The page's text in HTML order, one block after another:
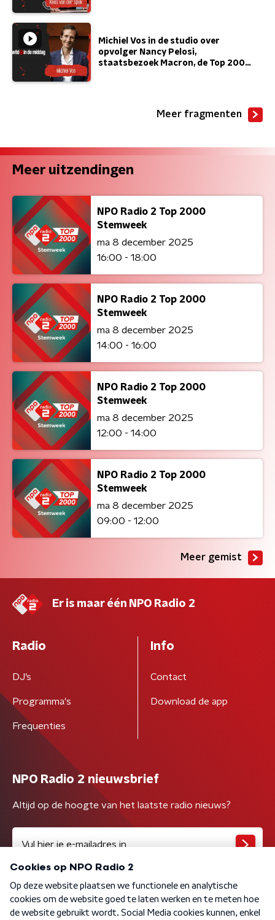
Michiel Vos in de studio over
opvolger Nancy Pelosi,
staatsbezoek Macron, de Top 2000
Meer fragmenten
Meer uitzendingen
NPO Radio 2 Top 2000
Stemweek
ma 8 december 2025
16:00 - 18:00
NPO Radio 2 Top 2000
Stemweek
ma 8 december 2025
14:00 - 16:00
NPO Radio 2 Top 2000
Stemweek
ma 8 december 2025
12:00 - 14:00
NPO Radio 2 Top 2000
Stemweek
ma 8 december 2025
09:00 - 12:00
Meer gemist
Er is maar één NPO Radio 2
Radio
DJ’s
Programma's
Frequenties
Info
Contact
Download de app
NPO Radio 2 nieuwsbrief
Altijd op de hoogte van het laatste radio nieuws?